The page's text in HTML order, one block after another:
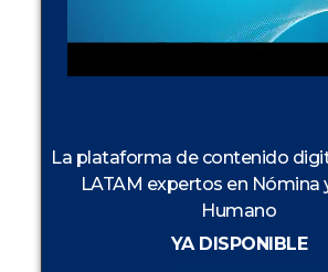
La plataforma de contenido
LATAM expertos en Nómina
Humano
YA DISPONIBLE